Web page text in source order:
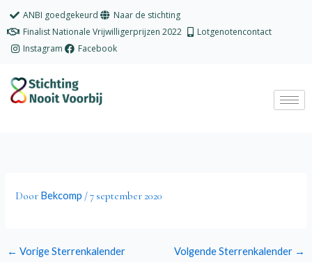
ANBI goedgekeurd
Naar de stichting
Finalist Nationale Vrijwilligerprijzen 2022
Lotgenotencontact
Instagram
Facebook
Door Bekcomp /7 september 2020
← Vorige Sterrenkalender Volgende Sterrenkalender →